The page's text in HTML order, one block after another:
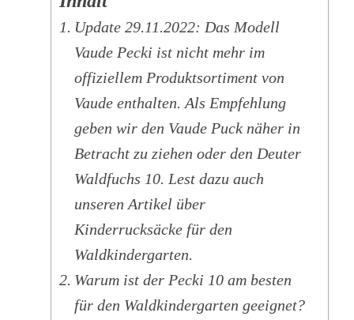
Update 29.11.2022: Das Modell
Vaude Pecki ist nicht mehr im
offiziellem Produktsortiment von
Vaude enthalten. Als Empfehlung
geben wir den Vaude Puck näher in
Betracht zu ziehen oder den Deuter
Waldfuchs 10. Lest dazu auch
unseren Artikel über
Kinderrucksäcke für den
Waldkindergarten.
Warum ist der Pecki 10 am besten
für den Waldkindergarten geeignet?